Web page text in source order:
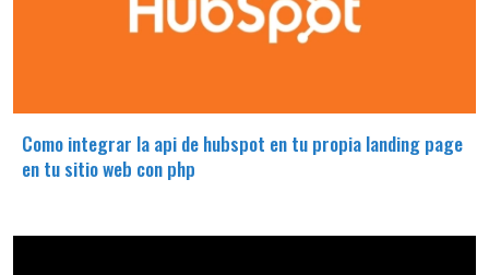
Como integrar la api de hubspot en tu propia landing page
en tu sitio web con php